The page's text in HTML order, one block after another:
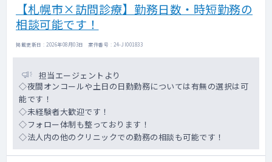
【札幌市×訪問診療】勤務日数・時短勤務の
相談可能です！
掲載更新日 : 2026年08月03日 案件番号 : 24-JI001833
担当エージェントより
◇夜間オンコールや土日の日勤勤務については有無の選択は可
能です！
◇未経験者大歓迎です！
◇フォロー体制も整っております！
◇法人内の他のクリニックでの勤務の相談も可能です！